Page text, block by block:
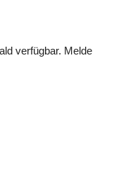
verfügbar. Melde